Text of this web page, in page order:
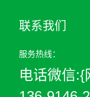
联系我们
服务热线：
电话微信:{